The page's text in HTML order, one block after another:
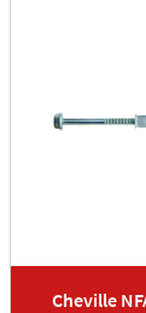
Cheville